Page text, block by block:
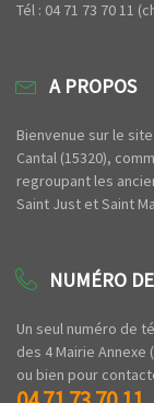
Tél : 04 71 73 70 11
A PROPOS
Bienvenue sur le
Cantal (15320),
regroupant les
Saint Just et Saint
NUMÉRO
Un seul numéro de
des 4 Mairie
ou bien pour